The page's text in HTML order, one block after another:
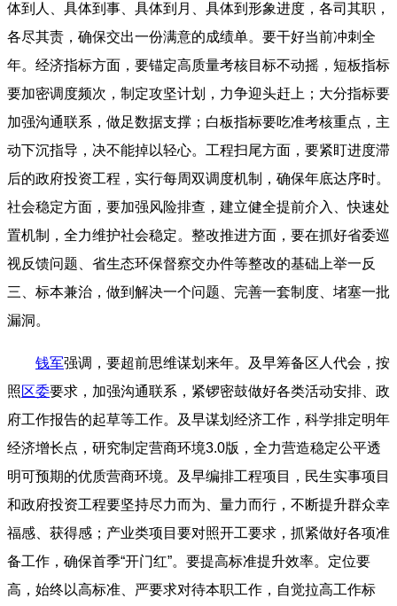
体到人、具体到事、具体到月、具体到形象进度，各司其职，
各尽其责，确保交出一份满意的成绩单。要干好当前冲刺全
年。经济指标方面，要锚定高质量考核目标不动摇，短板指标
要加密调度频次，制定攻坚计划，力争迎头赶上；大分指标要
加强沟通联系，做足数据支撑；白板指标要吃准考核重点，主
动下沉指导，决不能掉以轻心。工程扫尾方面，要紧盯进度滞
后的政府投资工程，实行每周双调度机制，确保年底达序时。
社会稳定方面，要加强风险排查，建立健全提前介入、快速处
置机制，全力维护社会稳定。整改推进方面，要在抓好省委巡
视反馈问题、省生态环保督察交办件等整改的基础上举一反
三、标本兼治，做到解决一个问题、完善一套制度、堵塞一批
漏洞。
钱军强调，要超前思维谋划来年。及早筹备区人代会，按
照区委要求，加强沟通联系，紧锣密鼓做好各类活动安排、政
府工作报告的起草等工作。及早谋划经济工作，科学排定明年
经济增长点，研究制定营商环境3.0版，全力营造稳定公平透
明可预期的优质营商环境。及早编排工程项目，民生实事项目
和政府投资工程要坚持尽力而为、量力而行，不断提升群众幸
福感、获得感；产业类项目要对照开工要求，抓紧做好各项准
备工作，确保首季“开门红”。要提高标准提升效率。定位要
高，始终以高标准、严要求对待本职工作，自觉拉高工作标